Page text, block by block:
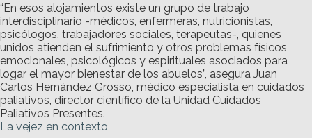
“En esos alojamientos existe un grupo de trabajo
interdisciplinario -médicos, enfermeras, nutricionistas,
psicólogos, trabajadores sociales, terapeutas-, quienes
unidos atienden el sufrimiento y otros problemas físicos,
emocionales, psicológicos y espirituales asociados para
logar el mayor bienestar de los abuelos”, asegura Juan
Carlos Hernández Grosso, médico especialista en cuidados
paliativos, director científico de la Unidad Cuidados
Paliativos Presentes.
La vejez en contexto